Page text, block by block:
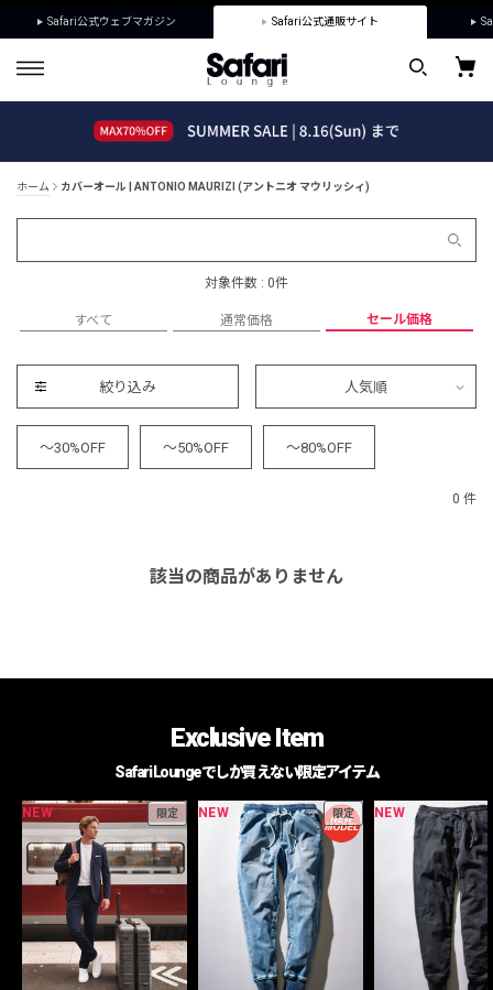
Safari公式ウェブマガジン Safari公式通販サイト
ホーム カバーオール | ANTONIO MAURIZI (アントニオ マウリッシィ)
対象件数 : 0件
すべて 通常価格 セール価格
絞り込み 人気順
～30%OFF ～50%OFF ～80%OFF
0 件
該当の商品がありません
Exclusive Item
Safari Loungeでしか買えない限定アイテム
NEW 限定 NEW 限定 NEW